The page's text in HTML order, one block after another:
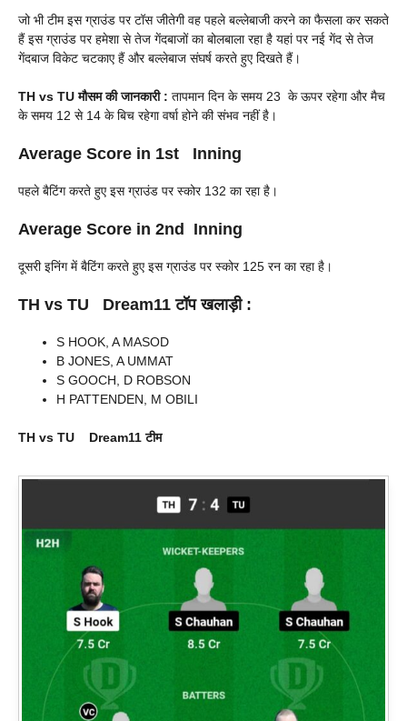
जो भी टीम इस ग्राउंड पर टॉस जीतेगी वह पहले बल्लेबाजी करने का फैसला कर सकते
हैं इस ग्राउंड पर हमेशा से तेज गेंदबाजों का बोलबाला रहा है यहां पर नई गेंद से तेज
गेंदबाज विकेट चटकाए हैं और बल्लेबाज संघर्ष करते हुए दिखते हैं।
TH vs TUमौसम की जानकारी : तापमान दिन के समय 23 के ऊपर रहेगा और मैच
के समय 12 से 14 के बिच रहेगा वर्षा होने की संभव नहीं है।
Average Score in 1st Inning
पहले बैटिंग करते हुए इस ग्राउंड पर स्कोर 132 का रहा है।
Average Score in 2nd Inning
दूसरी इनिंग में बैटिंग करते हुए इस ग्राउंड पर स्कोर 125 रन का रहा है।
TH vs TU Dream11 टॉप खलाड़ी :
S HOOK, A MASOD
B JONES, A UMMAT
S GOOCH, D ROBSON
H PATTENDEN, M OBILI
TH vs TU Dream11टीम